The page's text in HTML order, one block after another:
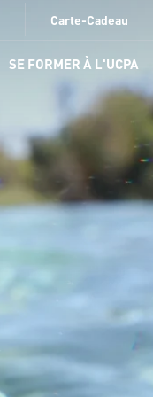
Carte-Cadeau
SE FORMER À L'UCPA